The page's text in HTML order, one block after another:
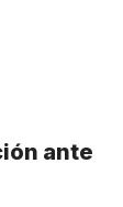
ante